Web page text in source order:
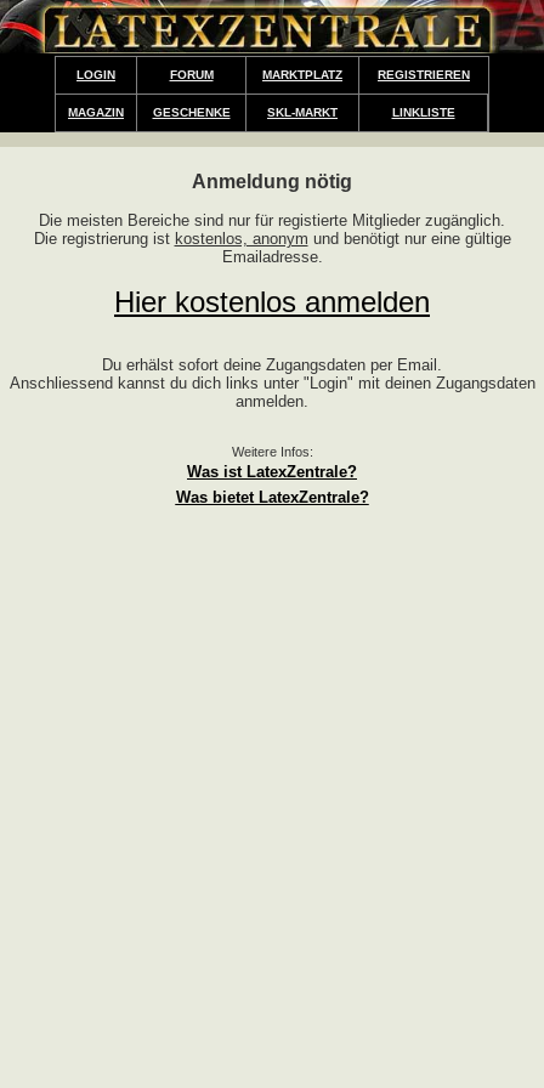
LOGIN FORUM MARKTPLATZ REGISTRIEREN
MAGAZIN GESCHENKE SKL-MARKT LINKLISTE
Anmeldung nötig
Die meisten Bereiche sind nur für registierte Mitglieder zugänglich.
Die registrierung ist kostenlos, anonym und benötigt nur eine gültige
Emailadresse.
Hier kostenlos anmelden
Du erhälst sofort deine Zugangsdaten per Email.
Anschliessend kannst du dich links unter "Login" mit deinen Zugangsdaten
anmelden.
Weitere Infos:
Was ist LatexZentrale?
Was bietet LatexZentrale?